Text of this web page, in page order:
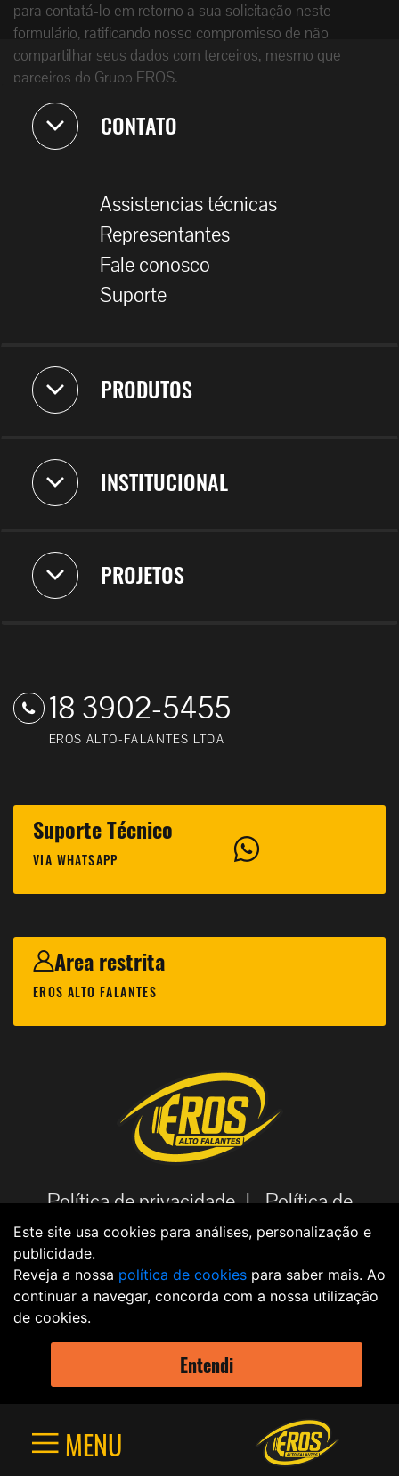
para contatá-lo em retorno a sua solicitação neste
formulário, ratificando nosso compromisso de não
compartilhar seus dados com terceiros, mesmo que
parceiros do Grupo EROS.
CONTATO
Assistencias técnicas
Representantes
Fale conosco
Suporte
PRODUTOS
INSTITUCIONAL
PROJETOS
18 3902-5455
EROS ALTO-FALANTES LTDA
Suporte Técnico
VIA WHATSAPP
Area restrita
EROS ALTO FALANTES
Política de privacidade |Política de
cookies |Código de Ética |Aviso
Legal |
Política de dados |
2021 - EROS © Todos os direitos reservados Criação
MENU
Este site usa cookies para análises, personalização e
publicidade.
Reveja a nossa política de cookies para saber mais. Ao
continuar a navegar, concorda com a nossa utilização
de cookies.
Entendi